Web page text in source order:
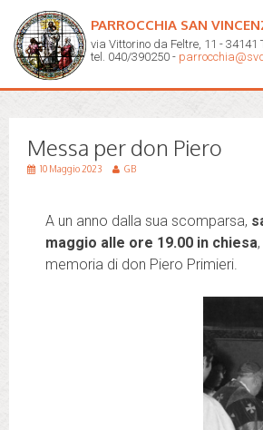
PARROCCHIA SAN
via Vittorino da Feltre, 11 - 34141
tel. 040/390250 -
Messa per don Piero
10 Maggio 2023 GB
A un anno dalla sua scomparsa,
maggio alle ore 19.00 in chiesa
memoria di don Piero Primieri.